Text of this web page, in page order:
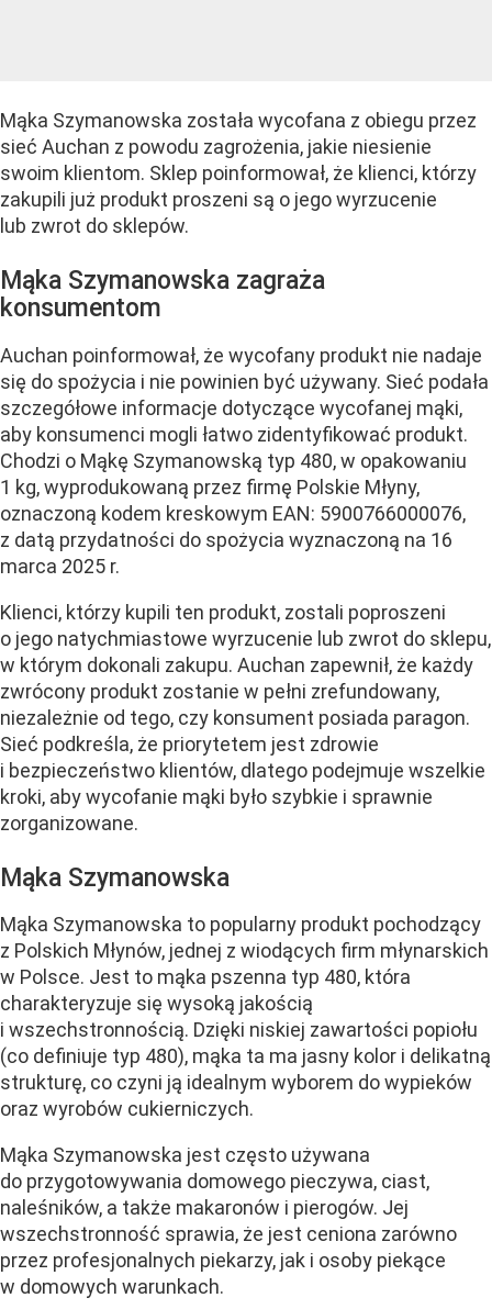
Mąka Szymanowska została wycofana z obiegu przez
sieć Auchan z powodu zagrożenia, jakie niesienie
swoim klientom. Sklep poinformował, że klienci, którzy
zakupili już produkt proszeni są o jego wyrzucenie
lub zwrot do sklepów.
Mąka Szymanowska zagraża
konsumentom
Auchan poinformował, że wycofany produkt nie nadaje
się do spożycia i nie powinien być używany. Sieć podała
szczegółowe informacje dotyczące wycofanej mąki,
aby konsumenci mogli łatwo zidentyfikować produkt.
Chodzi o Mąkę Szymanowską typ 480, w opakowaniu
1 kg, wyprodukowaną przez firmę Polskie Młyny,
oznaczoną kodem kreskowym EAN: 5900766000076,
z datą przydatności do spożycia wyznaczoną na 16
marca 2025 r.
Klienci, którzy kupili ten produkt, zostali poproszeni
o jego natychmiastowe wyrzucenie lub zwrot do sklepu,
w którym dokonali zakupu. Auchan zapewnił, że każdy
zwrócony produkt zostanie w pełni zrefundowany,
niezależnie od tego, czy konsument posiada paragon.
Sieć podkreśla, że priorytetem jest zdrowie
i bezpieczeństwo klientów, dlatego podejmuje wszelkie
kroki, aby wycofanie mąki było szybkie i sprawnie
zorganizowane.
Mąka Szymanowska
Mąka Szymanowska to popularny produkt pochodzący
z Polskich Młynów, jednej z wiodących firm młynarskich
w Polsce. Jest to mąka pszenna typ 480, która
charakteryzuje się wysoką jakością
i wszechstronnością. Dzięki niskiej zawartości popiołu
(co definiuje typ 480), mąka ta ma jasny kolor i delikatną
strukturę, co czyni ją idealnym wyborem do wypieków
oraz wyrobów cukierniczych.
Mąka Szymanowska jest często używana
do przygotowywania domowego pieczywa, ciast,
naleśników, a także makaronów i pierogów. Jej
wszechstronność sprawia, że jest ceniona zarówno
przez profesjonalnych piekarzy, jak i osoby piekące
w domowych warunkach.